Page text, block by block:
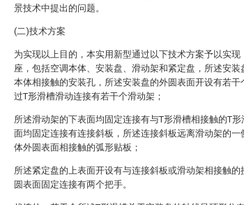
景技术中提出的问题。
(二)技术方案
为实现以上目的，本实用新型通过以下技术方案予以实
座，包括空调本体、安装盘、滑动架和紧定盘，所述安装
本体相接触的安装孔，所述安装盘的外圆表面开设有若干
过T形滑槽滑动连接有若干个滑动架；
所述滑动架的下表面均固定连接有与T形滑槽相接触的T
面均固定连接有连接斜板，所述连接斜板远离滑动架的
体外圆表面相接触的弧形贴板；
所述紧定盘的上表面开设有与连接斜板或滑动架相接触
圆表面固定连接有两个把手。